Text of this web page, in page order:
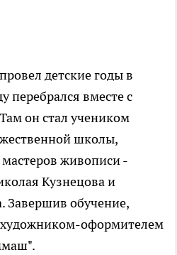
детские годы в
перебрался вместе с
он стал учеником
школы,
живописи -
Кузнецова и
Завершив обучение,
художником-оформителем